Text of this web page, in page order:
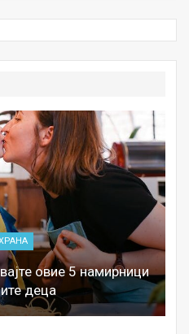
овие 5 намирници
деца